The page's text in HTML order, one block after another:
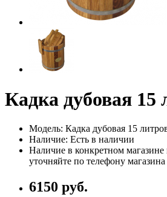
Кадка дубовая 15
Модель: Кадка дубовая 15
Наличие: Есть в наличии
Наличие в конкретном магазине
уточняйте по телефону магазина
6150 руб.